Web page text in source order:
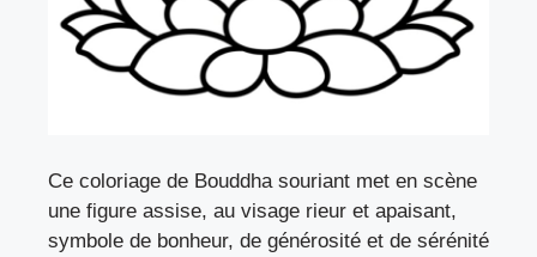
Ce coloriage de Bouddha souriant met en scène
une figure assise, au visage rieur et apaisant,
symbole de bonheur, de générosité et de sérénité